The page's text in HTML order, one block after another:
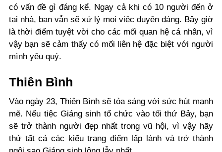
có vấn đề gì đáng kể. Ngay cả khi có 10 người đến ở
tại nhà, bạn vẫn sẽ xử lý mọi việc duyên dáng. Bây giờ
là thời điểm tuyệt vời cho các mối quan hệ cá nhân, vì
vậy bạn sẽ cảm thấy có mối liên hệ đặc biệt với người
mình yêu quý.
Thiên Bình
Vào ngày 23, Thiên Bình sẽ tỏa sáng với sức hút mạnh
mẽ. Nếu tiệc Giáng sinh tổ chức vào tối thứ Bảy, bạn
sẽ trở thành người đẹp nhất trong vũ hội, vì vậy hãy
thử tất cả các kiểu trang điểm lấp lánh và trở thành